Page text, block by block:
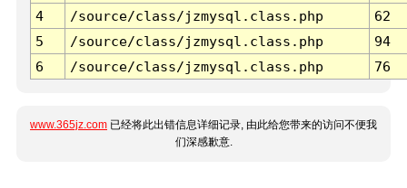
4
/source/class/jzmysql.class.php
62
5
/source/class/jzmysql.class.php
94
6
/source/class/jzmysql.class.php 76
www.365jz.com 已经将此出错信息详细记录, 由此给您带来的访问不便我
们深感歉意.